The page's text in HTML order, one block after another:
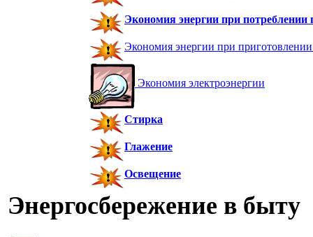
Экономия энергии при потреблении
Экономия энергии при
Экономия электроэнергии
Стирка
Глажение
Освещение
Энергосбережение в быту